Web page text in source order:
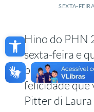
Open toolbar
SEXTA-
Hino do PHN
sexta-feira e
buscar uma
felicidade que
Pitter di Laura